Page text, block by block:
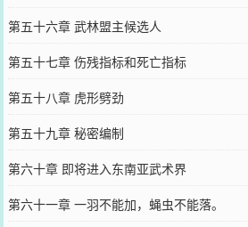
第五十六章 武林盟主候选人
第五十七章 伤残指标和死亡指标
第五十八章 虎形劈劲
第五十九章 秘密编制
第六十章 即将进入东南亚武术界
第六十一章 一羽不能加，蝇虫不能落。